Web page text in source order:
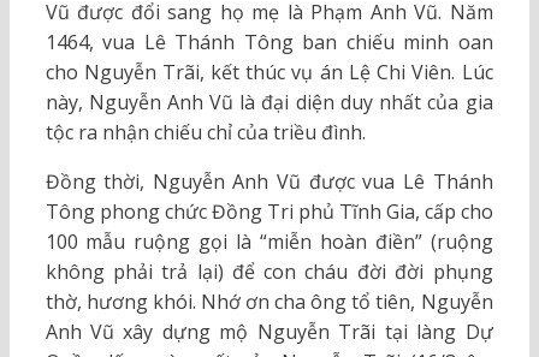
Vũ được đổi sang họ mẹ là Phạm Anh Vũ. Năm
1464, vua Lê Thánh Tông ban chiếu minh oan
cho Nguyễn Trãi, kết thúc vụ án Lệ Chi Viên. Lúc
này, Nguyễn Anh Vũ là đại diện duy nhất của gia
tộc ra nhận chiếu chỉ của triều đình.
Đồng thời, Nguyễn Anh Vũ được vua Lê Thánh
Tông phong chức Đồng Tri phủ Tĩnh Gia, cấp cho
100 mẫu ruộng gọi là “miễn hoàn điền” (ruộng
không phải trả lại) để con cháu đời đời phụng
thờ, hương khói. Nhớ ơn cha ông tổ tiên, Nguyễn
Anh Vũ xây dựng mộ Nguyễn Trãi tại làng Dự